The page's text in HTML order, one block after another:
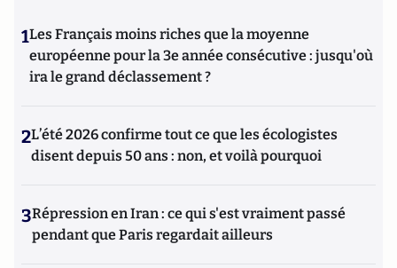
1Les Français moins riches que la moyenne
européenne pour la 3e année consécutive : jusqu'où
ira le grand déclassement ?
2L’été 2026 confirme tout ce que les écologistes
disent depuis 50 ans : non, et voilà pourquoi
3Répression en Iran : ce qui s'est vraiment passé
pendant que Paris regardait ailleurs